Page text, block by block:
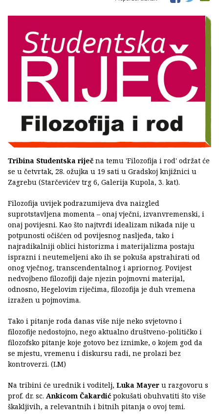
Tribina Studentska riječ na temu 'Filozofija i rod' održat će
se u četvrtak, 28. ožujka u 19 sati u Gradskoj knjižnici u
Zagrebu (Starčevićev trg 6, Galerija Kupola, 3. kat).
Filozofija uvijek podrazumijeva dva naizgled
suprotstavljena momenta – onaj vječni, izvanvremenski, i
onaj povijesni. Kao što najtvrđi idealizam nikada nije u
potpunosti očišćen od povijesnog nasljeđa, tako i
najradikalniji oblici historizma i materijalizma postaju
isprazni i neutemeljeni ako ih se pokuša apstrahirati od
onog vječnog, transcendentalnog i apriornog. Povijest
nedvojbeno filozofiji daje njezin pojmovni materijal,
odnosno, Hegelovim riječima, filozofija je duh vremena
izražen u pojmovima.
Tako i pitanje roda danas više nije neko svjetovno i
filozofije nedostojno, nego aktualno društveno-političko i
filozofsko pitanje koje gotovo bez iznimke, o kojem god da
se mjestu, vremenu i diskursu radi, ne prolazi bez
kontroverzi. (LM)
Na tribini će urednik i voditelj, Luka Mayer u razgovoru s
prof. dr. sc. Ankicom Čakardić pokušati obuhvatiti što više
škakljivih, a relevantnih i bitnih pitanja o ovoj temi.